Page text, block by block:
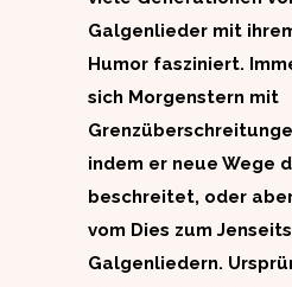
Galgenlieder mit
Humor fasziniert.
sich Morgenstern mit
indem er neue Wege
beschreitet, oder
vom Dies zum
Galgenliedern.